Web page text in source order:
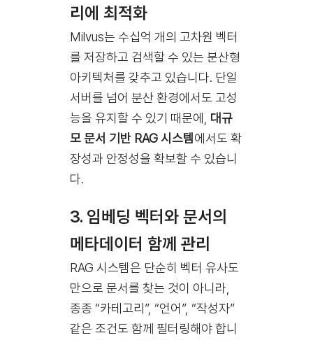
리에 최적화
Milvus는 수십억 개의 고차원 벡터
를 저장하고 검색할 수 있는 분산형
아키텍처를 갖추고 있습니다. 단일
서버를 넘어 분산 환경에서도 고성
능을 유지할 수 있기 때문에, 대규
모 문서 기반 RAG 시스템에서도 확
장성과 안정성을 확보할 수 있습니
다.
3. 임베딩 벡터와 문서의
메타데이터 함께 관리
RAG 시스템은 단순히 벡터 유사도
만으로 문서를 찾는 것이 아니라,
종종 “카테고리”, “언어”, “작성자”
같은 조건도 함께 필터링해야 합니